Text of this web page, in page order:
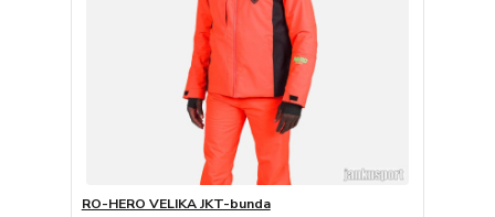
RO-HERO VELIKA JKT-bunda